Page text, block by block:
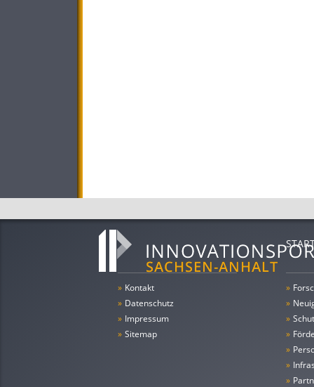
» Kontakt
» Datenschutz
» Impressum
» Sitemap
»
»
»
»
»
»
»